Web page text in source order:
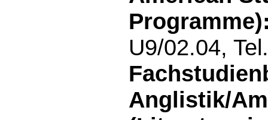
U9/02.04,
Anglistik/